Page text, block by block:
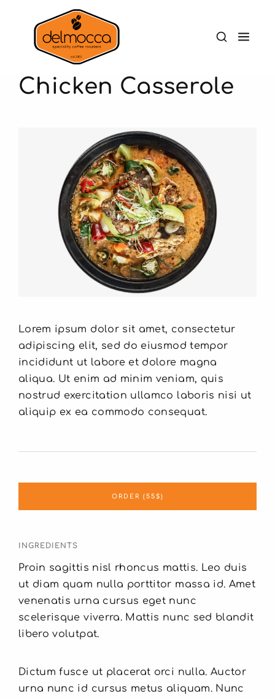
Chicken Casserole
Lorem ipsum dolor sit amet, consectetur
adipiscing elit, sed do eiusmod tempor
incididunt ut labore et dolore magna
aliqua. Ut enim ad minim veniam, quis
nostrud exercitation ullamco laboris nisi ut
aliquip ex ea commodo consequat.
ORDER (55$)
INGREDIENTS
Proin sagittis nisl rhoncus mattis. Leo duis
ut diam quam nulla porttitor massa id. Amet
venenatis urna cursus eget nunc
scelerisque viverra. Mattis nunc sed blandit
libero volutpat.
Dictum fusce ut placerat orci nulla. Auctor
urna nunc id cursus metus aliquam. Nunc